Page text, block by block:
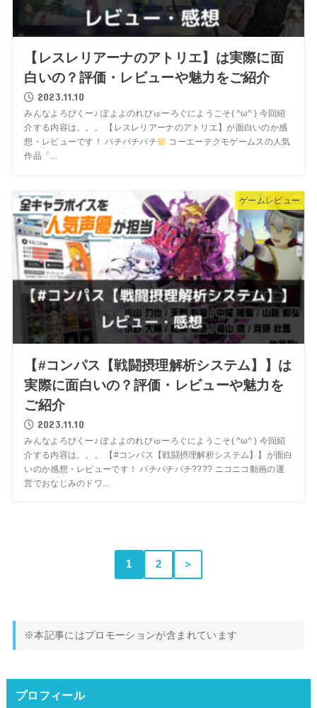
【レスレリアーナのアトリエ】は実際に面
白いの？評価・レビューや魅力をご紹介
2023.11.10
みんなよろぴくー♪ ぽよよのれびゅーろぐにようこそ( ^ω^ ) 今回紹
介する内容は。。。 【レスレリアーナのアトリエ】が面白いのか感
想・レビューです！ パチパチパチ
コーエーテクモゲームスの人気
作品「...
ゲームレビュー
【#コンパス【戦闘摂理解析システム】】は
実際に面白いの？評価・レビューや魅力を
ご紹介
2023.11.10
みんなよろぴくー♪ ぽよよのれびゅーろぐにようこそ( ^ω^ ) 今回紹
介する内容は。。。 【#コンパス【戦闘摂理解析システム】】が面白
いのか感想・レビューです！ パチパチパチ???? ニコニコ動画の運
営でおなじみのドワ...
1 2 ＞
※本記事にはプロモーションが含まれています
プロフィール